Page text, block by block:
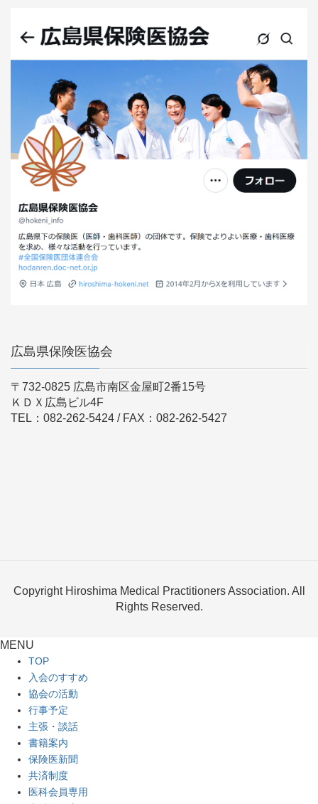
広島県保険医協会
〒732-0825 広島市南区金屋町2番15号
ＫＤＸ広島ビル4F
TEL：082-262-5424 / FAX：082-262-5427
Copyright Hiroshima Medical Practitioners Association. All
Rights Reserved.
MENU
TOP
入会のすすめ
協会の活動
行事予定
主張・談話
書籍案内
保険医新聞
共済制度
医科会員専用